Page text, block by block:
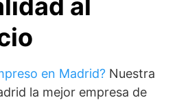
al
en Madrid? Nuestra
la mejor empresa de